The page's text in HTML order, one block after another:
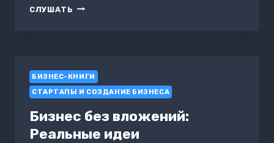
СЛУШАТЬ ФИНАНСОВЫЕ
УПРАВЛЯТЬ
БЮДЖЕТОМ
И
ПРИВЛЕКАТЬ
ИНВЕСТИЦИИ
БИЗНЕС-КНИГИ
СТАРТАПЫ И СОЗДАНИЕ БИЗНЕСА
Бизнес без вложений:
Реальные идеи